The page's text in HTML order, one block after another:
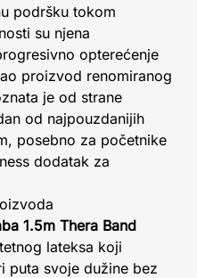
podršku tokom
su njena
opterećenje
proizvod renomiranog
je od strane
od najpouzdanijih
posebno za početnike
dodatak za
1.5m Thera Band
lateksa koji
puta svoje dužine bez